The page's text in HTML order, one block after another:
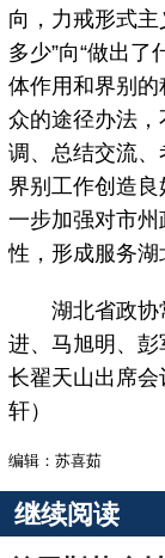
向，力戒形式主
多少”向“做出
体作用和界别
众的途径办法
调、总结交流
界别工作创造
一步加强对市
性，形成服务湖
湖北省政协常
进、马旭明、
长翟天山出席
轩）
编辑：苏喜茹
继续阅读